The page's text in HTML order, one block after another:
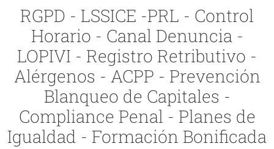
RGPD - LSSICE -PRL - Control
Horario - Canal Denuncia -
LOPIVI - Registro Retributivo -
Alérgenos - ACPP - Prevención
Blanqueo de Capitales -
Compliance Penal - Planes de
Igualdad - Formación Bonificada